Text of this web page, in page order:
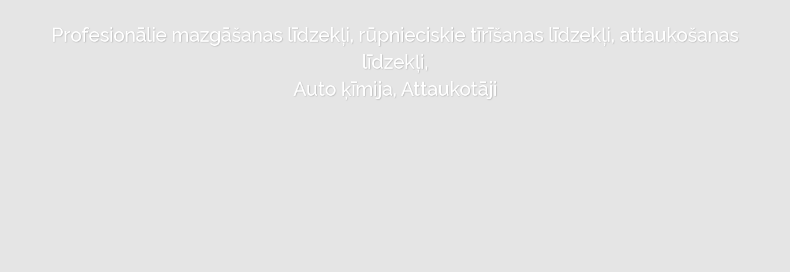
Profesionālie mazgāšanas līdzekļi, rūpnieciskie tīrīšanas līdzekļi, attaukošanas
līdzekļi,
Auto ķīmija, Attaukotāji